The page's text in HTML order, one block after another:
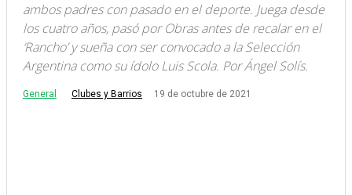
ambos padres con pasado en el deporte. Juega desde
los cuatro años, pasó por Obras antes de recalar en el
‘Rancho’ y sueña con ser convocado a la Selección
Argentina como su ídolo Luis Scola. Por Ángel Solís.
General Clubes y Barrios 19 de octubre de 2021